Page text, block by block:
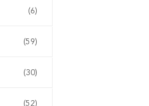
(6)
(59)
(30)
(52)